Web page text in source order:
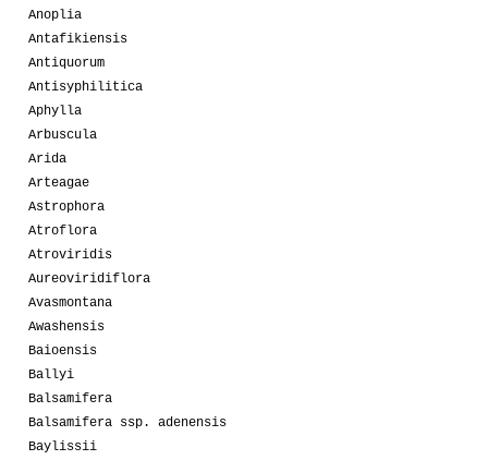
Anoplia
Antafikiensis
Antiquorum
Antisyphilitica
Aphylla
Arbuscula
Arida
Arteagae
Astrophora
Atroflora
Atroviridis
Aureoviridiflora
Avasmontana
Awashensis
Baioensis
Ballyi
Balsamifera
Balsamifera ssp. adenensis
Baylissii